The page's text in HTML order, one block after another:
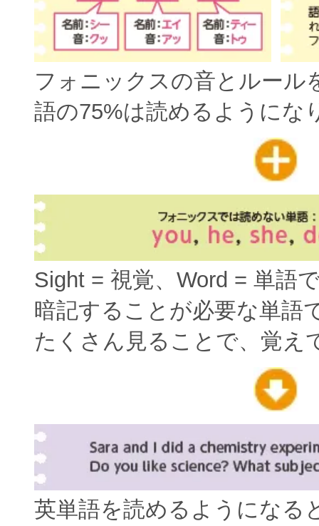
フォニックスの音とルール
語の75%は読めるようにな
Sight = 視覚、Word = 単語
暗記することが必要な単語
たくさん見ることで、覚え
英単語を読めるようになる